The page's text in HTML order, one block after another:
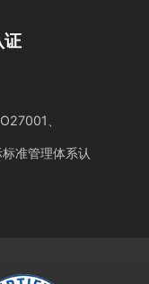
证
、
准管理体系认